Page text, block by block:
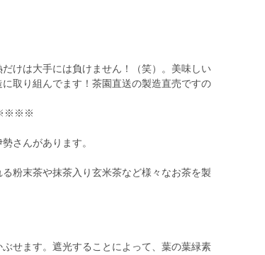
けは大手には負けません！（笑）。美味しい
取り組んでます！茶園直送の製造直売ですの
さんがあります。
粉末茶や抹茶入り玄米茶など様々なお茶を製
せます。遮光することによって、葉の葉緑素